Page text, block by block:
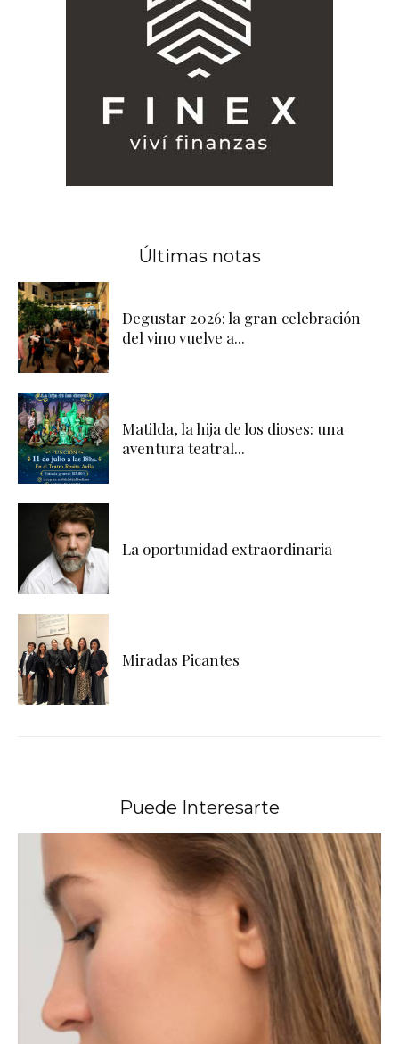
Últimas notas
Degustar 2026: la gran celebración
del vino vuelve a...
Matilda, la hija de los dioses: una
aventura teatral...
La oportunidad extraordinaria
Miradas Picantes
Puede Interesarte